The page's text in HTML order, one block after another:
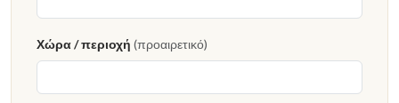
Χώρα / περιοχή (προαιρετικό)